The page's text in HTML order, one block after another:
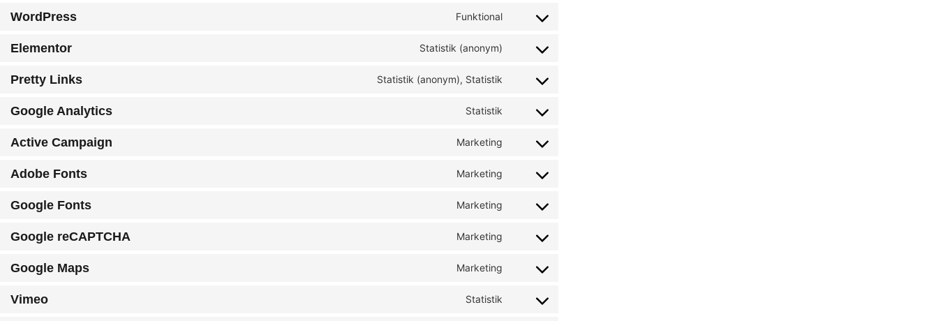
WordPress Funktional
Elementor Statistik (anonym)
Pretty Links Statistik (anonym), Statistik
Google Analytics Statistik
Active Campaign Marketing
Adobe Fonts Marketing
Google Fonts Marketing
Google reCAPTCHA Marketing
Google Maps Marketing
Vimeo Statistik